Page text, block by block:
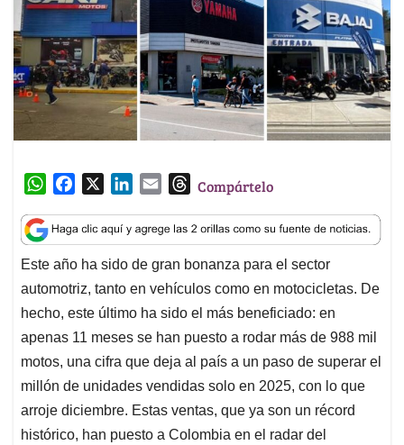
W
a
t
s
A
p
p
c
e
b
o
o
k
n
k
e
d
I
n
a
i
l
T
r
e
a
d
s
Compártelo
Este año ha sido de gran bonanza para el sector
automotriz, tanto en vehículos como en motocicletas. De
hecho, este último ha sido el más beneficiado: en
apenas 11 meses se han puesto a rodar más de 988 mil
motos, una cifra que deja al país a un paso de superar el
millón de unidades vendidas solo en 2025, con lo que
arroje diciembre. Estas ventas, que ya son un récord
histórico, han puesto a Colombia en el radar del